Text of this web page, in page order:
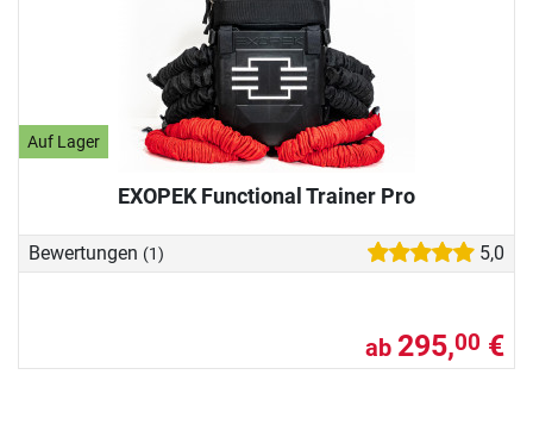
Auf Lager
EXOPEK Functional Trainer Pro
Bewertungen (1) 5,0
ab 295,00 €